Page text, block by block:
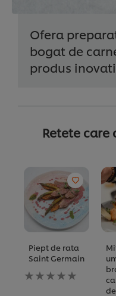
Ofera
bogat de
produs
Retete
Piept de rata
Saint Germain
Nu
au